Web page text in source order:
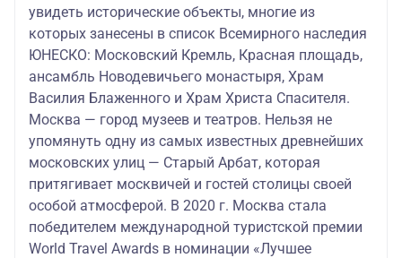
увидеть исторические объекты, многие из
которых занесены в список Всемирного наследия
ЮНЕСКО: Московский Кремль, Красная площадь,
ансамбль Новодевичьего монастыря, Храм
Василия Блаженного и Храм Христа Спасителя.
Москва — город музеев и театров. Нельзя не
упомянуть одну из самых известных древнейших
московских улиц — Старый Арбат, которая
притягивает москвичей и гостей столицы своей
особой атмосферой. В 2020 г. Москва стала
победителем международной туристской премии
World Travel Awards в номинации «Лучшее